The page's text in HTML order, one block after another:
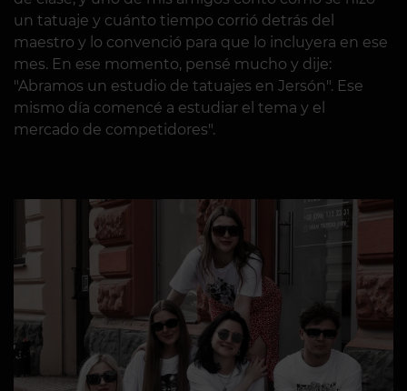
un tatuaje y cuánto tiempo corrió detrás del
maestro y lo convenció para que lo incluyera en ese
mes. En ese momento, pensé mucho y dije:
"Abramos un estudio de tatuajes en Jersón". Ese
mismo día comencé a estudiar el tema y el
mercado de competidores".